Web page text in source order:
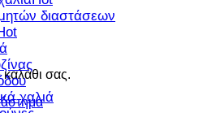
σας.
διαστάσεων
χαλιά